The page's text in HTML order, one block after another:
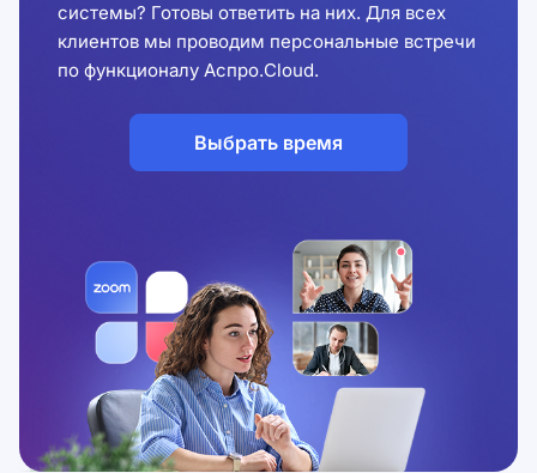
системы? Готовы ответить на них. Для всех
клиентов мы проводим персональные встречи
по функционалу Аспро.Cloud.
Выбрать время